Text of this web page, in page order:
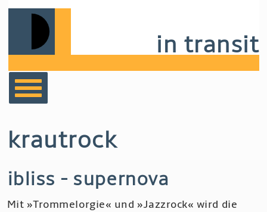
Skip
navigation
in transit
musik
krautrock
ibliss - supernova
Mit »Trommelorgie« und »Jazzrock« wird die